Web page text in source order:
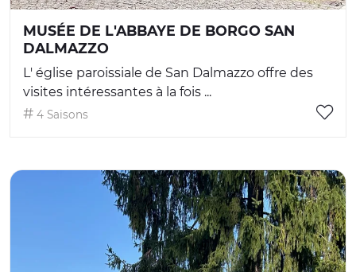
MUSÉE DE L'ABBAYE DE BORGO SAN
DALMAZZO
L' église paroissiale de San Dalmazzo offre des
visites intéressantes à la fois ...
4 Saisons